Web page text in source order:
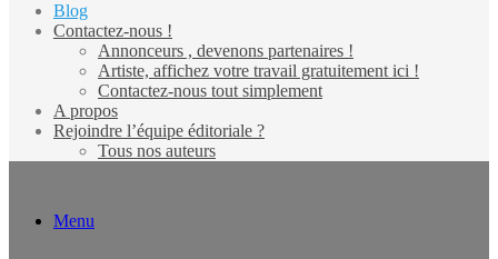
Blog
Contactez-nous !
Annonceurs , devenons partenaires !
Artiste, affichez votre travail gratuitement ici !
Contactez-nous tout simplement
A propos
Rejoindre l’équipe éditoriale ?
Tous nos auteurs
Menu